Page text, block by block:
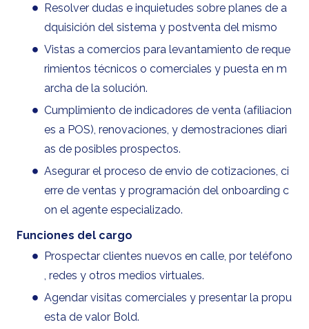
Resolver dudas e inquietudes sobre planes de a
dquisición del sistema y postventa del mismo
Vistas a comercios para levantamiento de reque
rimientos técnicos o comerciales y puesta en m
archa de la solución.
Cumplimiento de indicadores de venta (afiliacion
es a POS), renovaciones, y demostraciones diari
as de posibles prospectos.
Asegurar el proceso de envio de cotizaciones, ci
erre de ventas y programación del onboarding c
on el agente especializado.
Funciones del cargo
Prospectar clientes nuevos en calle, por teléfono
, redes y otros medios virtuales.
Agendar visitas comerciales y presentar la propu
esta de valor Bold.